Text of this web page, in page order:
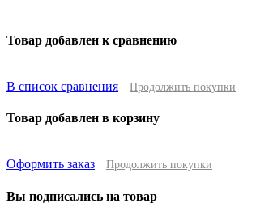
Товар добавлен к сравнению
В список сравнения Продолжить покупки
Товар добавлен в корзину
Оформить заказ Продолжить покупки
Вы подписались на товар